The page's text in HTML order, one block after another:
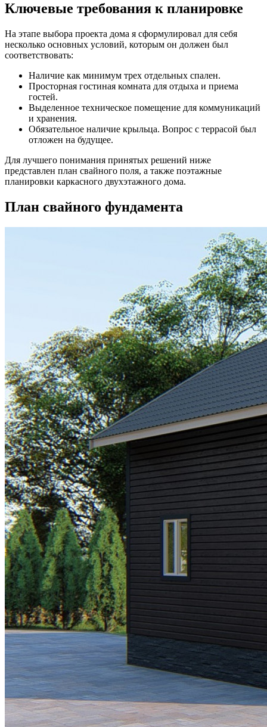
Ключевые требования к планировке
На этапе выбора проекта дома я сформулировал для себя
несколько основных условий, которым он должен был
соответствовать:
Наличие как минимум трех отдельных спален.
Просторная гостиная комната для отдыха и приема
гостей.
Выделенное техническое помещение для коммуникаций
и хранения.
Обязательное наличие крыльца. Вопрос с террасой был
отложен на будущее.
Для лучшего понимания принятых решений ниже
представлен план свайного поля, а также поэтажные
планировки каркасного двухэтажного дома.
План свайного фундамента